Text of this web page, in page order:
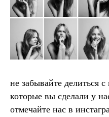
не забывайте делиться
которые вы сделали у
отмечайте нас в